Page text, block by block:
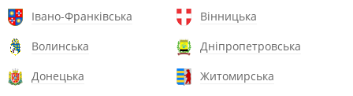
Івано-Франківська
Вінницька
Волинська
Дніпропетровська
Донецька
Житомирська